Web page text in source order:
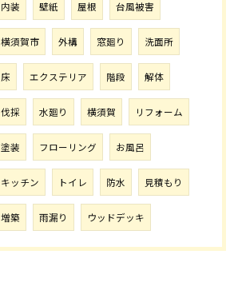
内装 壁紙 屋根 台風被害
横須賀市 外構 窓廻り 洗面所
床 エクステリア 階段 解体
伐採 水廻り 横須賀 リフォーム
塗装 フローリング お風呂
キッチン トイレ 防水 見積もり
増築 雨漏り ウッドデッキ